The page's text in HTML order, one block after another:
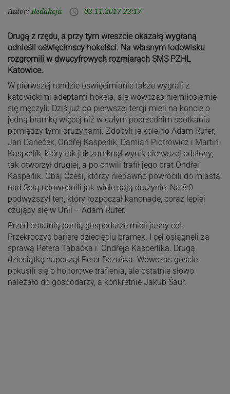
Autor: Redakcja access_time 03.11.2017 23:17
Drugą z rzędu, a przy tym wreszcie okazałą wygraną
odnieśli oświęcimscy hokeiści. Na własnym lodowisku
rozgromili w dwucyfrowych rozmiarach SMS PZHL
Katowice.
W pierwszej rundzie oświęcimianie także wygrali z
katowickimi adeptami hokeja, ale wówczas niemiłosiernie
się męczyli. Dziś już po pierwszej tercji mieli na koncie o
jedną bramkę więcej niż w całym poprzednim spotkaniu
pomiędzy tymi drużynami. Zdobyli je kolejno Adam Rufer,
Jan Daneček, Ondřej Kasperlik, Damian Piotrowicz i Martin
Kasperlík, który tak jak zamknął wynik pierwszej odsłony,
tak otworzył drugiej, a po chwili trafił jego brat Ondřej
Kasperlik. Obaj Czesi, którzy niedawno powrócili do miasta
nad Sołą udowodnili jak wiele dają drużynie. Na 8:0
podwyższył ten, który rozpoczął kanonadę, coraz lepiej
czujący się w Unii – Adam Rufer.
Przed ostatnią partią gospodarze mieli jasny cel.
Przekroczyć barierę dziecięciu bramek. I cel osiągnęli za
sprawą Petera Tabačka i Ondřeja Kasperlika. Drugą
dziesiątkę napoczął Peter Bezuška. Wówczas goście
pokusili się o honorowe trafienia, ale ostatnie słowo
należało do gospodarzy, a konkretnie Jakub Šaur.